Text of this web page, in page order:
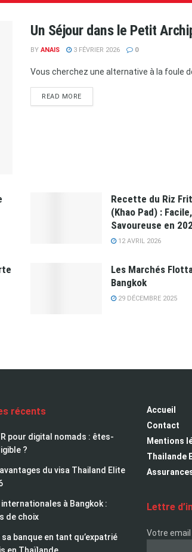
Un Séjour dans le Petit
BY ANAIS 3 FÉVRIER 2026 0
Vous cherchez une alternative à la foule
READ MORE
Recette du Riz
(Khao Pad) :
Savoureuse en
12 AVRIL 2026
Les Marchés
Bangkok
29 DÉCEMBRE 2025
récents
pour digital nomads : êtes-
?
du visa Thailand Elite
internationales à Bangkok :
de choix
sa banque en tant qu’expatrié
Accueil
Contact
Mentions
Thailande
Lettre
Votre email